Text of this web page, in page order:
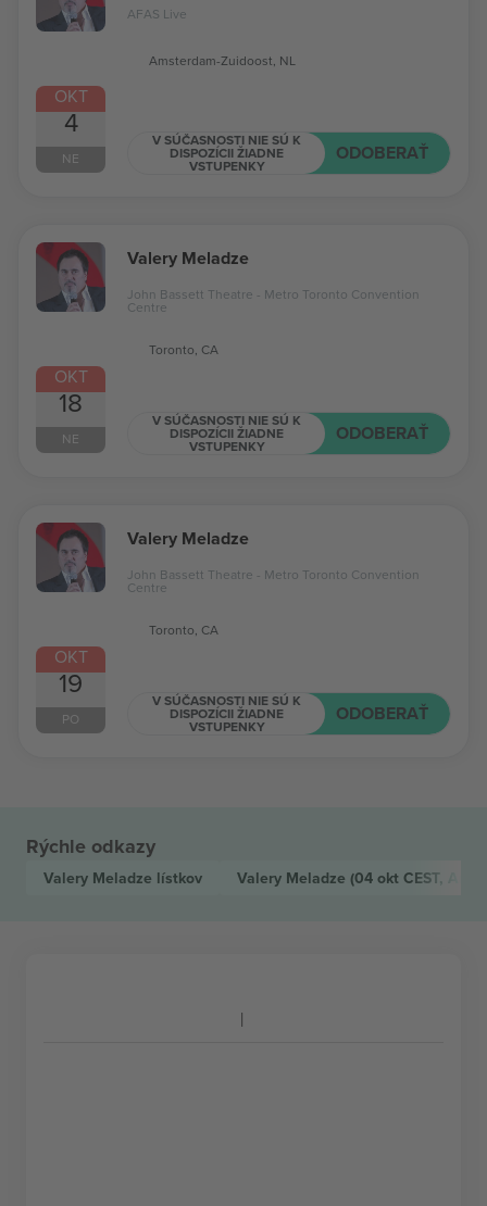
OKT
4
NE
AFAS Live
Amsterdam-Zuidoost, NL
V SÚČASNOSTI NIE SÚ K
DISPOZÍCII ŽIADNE
VSTUPENKY
ODOBERAŤ
OKT
18
NE
Valery Meladze
John Bassett Theatre - Metro Toronto Convention
Centre
Toronto, CA
V SÚČASNOSTI NIE SÚ K
DISPOZÍCII ŽIADNE
VSTUPENKY
ODOBERAŤ
OKT
19
PO
Valery Meladze
John Bassett Theatre - Metro Toronto Convention
Centre
Toronto, CA
V SÚČASNOSTI NIE SÚ K
DISPOZÍCII ŽIADNE
VSTUPENKY
ODOBERAŤ
Rýchle odkazy
Valery Meladze lístkov Valery Meladze (04 okt CEST,